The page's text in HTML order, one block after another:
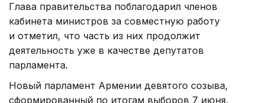
Глава правительства поблагодарил членов
кабинета министров за совместную работу
и отметил, что часть из них продолжит
деятельность уже в качестве депутатов
парламента.
Новый парламент Армении девятого созыва,
сформированный по итогам выборов 7 июня,